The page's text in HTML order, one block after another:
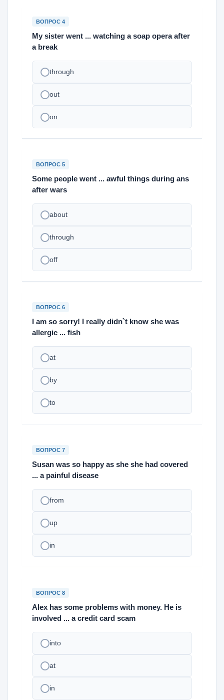
ВОПРОС 4
My sister went ... watching a soap opera after
a break
through
out
on
ВОПРОС 5
Some people went ... awful things during ans
after wars
about
through
off
ВОПРОС 6
I am so sorry! I really didn`t know she was
allergic ... fish
at
by
to
ВОПРОС 7
Susan was so happy as she she had covered
... a painful disease
from
up
in
ВОПРОС 8
Alex has some problems with money. He is
involved ... a credit card scam
into
at
in